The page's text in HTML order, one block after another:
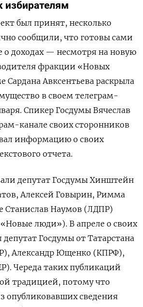
избирателям
был принят, несколько
сообщили, что готовы сами
о доходах — несмотря на новую
фракции «Новых
Сардана Авксентьева раскрыла
в своем телеграм-
Спикер Госдумы Вячеслав
канале своих сторонников
информацию о своих
отчета.
депутат Госдумы Хинштейн
Алексей Говырин, Римма
Станислав Наумов (ЛДПР)
люди»). В апреле о своих
депутат Госдумы от Татарстана
Александр Ющенко (КПРФ),
Череда таких публикаций
традицией, потому что
опубликовавших сведения